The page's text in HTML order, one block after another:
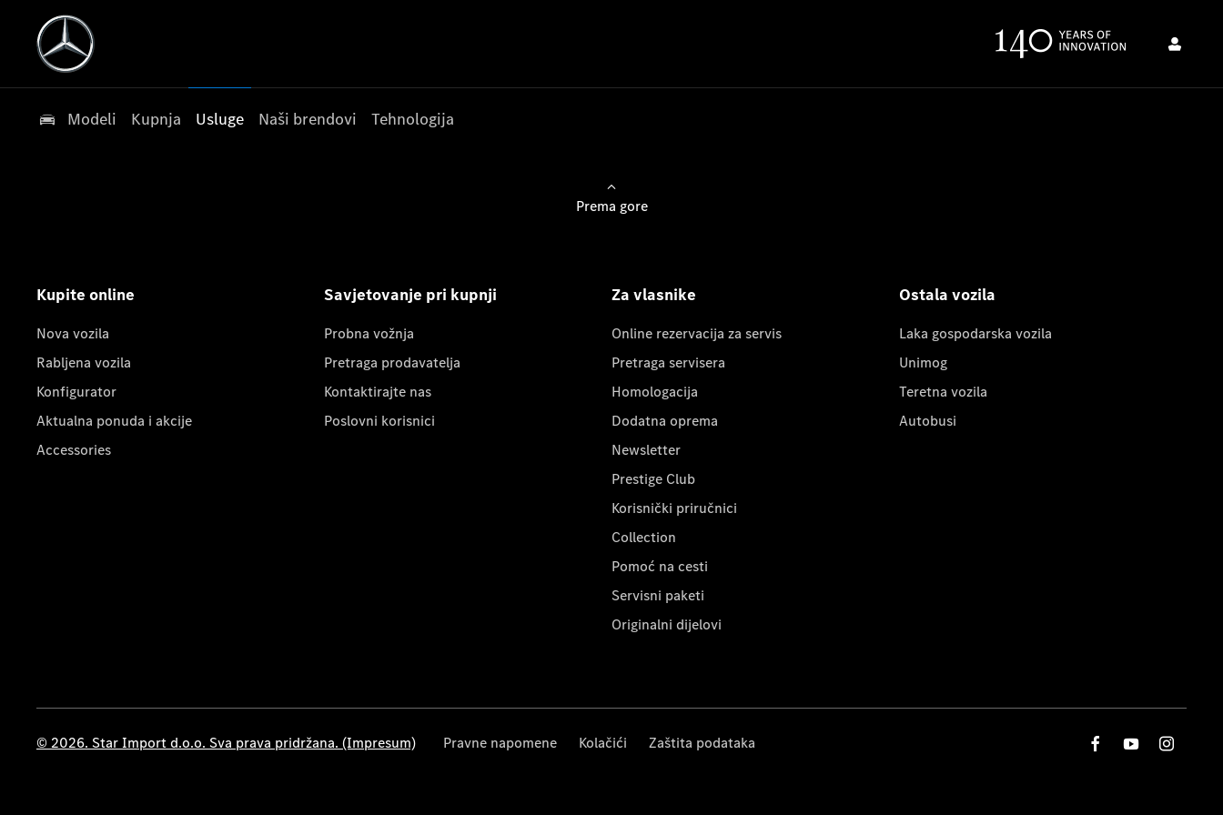
Modeli Kupnja Usluge Naši brendovi Tehnologija
Prema gore
Kupite online
Nova vozila
Rabljena vozila
Konfigurator
Aktualna ponuda i akcije
Accessories
Savjetovanje pri kupnji
Probna vožnja
Pretraga prodavatelja
Kontaktirajte nas
Poslovni korisnici
Za vlasnike
Online rezervacija za servis
Pretraga servisera
Homologacija
Dodatna oprema
Newsletter
Prestige Club
Korisnički priručnici
Collection
Pomoć na cesti
Servisni paketi
Originalni dijelovi
Ostala vozila
Laka gospodarska vozila
Unimog
Teretna vozila
Autobusi
© 2026. Star Import d.o.o. Sva prava pridržana. (Impresum) Pravne napomene Kolačići Zaštita podataka